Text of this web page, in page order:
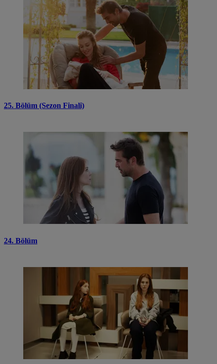
25. Bölüm (Sezon Finali)
24. Bölüm